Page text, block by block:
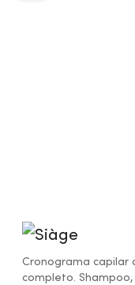
Cronograma capilar
completo.